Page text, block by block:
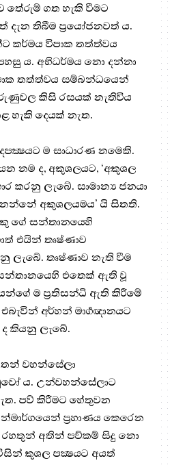
තේරුම් ගත හැකි වීමට
දැන තිබීම ප්‍රයෝජනවත් ය.
කර්මය විපාක තත්ත්වය
ය. අභිධර්මය නො දන්නා
තත්ත්වය සම්බන්ධයෙන්
කිසි රසයක් නැතිවිය
හැකි දෙයක් නැත.
ම සාධාරණ නමෙකි.
නම ද, අකුශලයට, ‘අකුශල
කරනු ලැබේ. සාමාන්‍ය ජනයා
අකුශලයමය’ යි සිතති.
ගේ සන්තානයෙහි
එයින් තෘෂ්ණාව
තෘෂ්ණාව නැති වීම
එතෙක් ඇති වූ
ම ප්‍ර‍තිසන්ධි ඇති කිරීමේ
අර්හන් මාර්‍ගඥානයට
ද කියනු ලැබේ.
වහන්සේලා
ය. උන්වහන්සේලාට
පව් කිරීමට හේතුවන
ප්‍ර‍හාණය කෙරෙන
රහතුන් අතින් පව්කම් සිදු නො
කුශල පක්‍ෂයට අයත්